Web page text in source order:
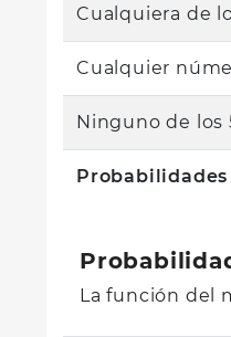
Cualquiera de
Cualquier
Ninguno de los
La función del